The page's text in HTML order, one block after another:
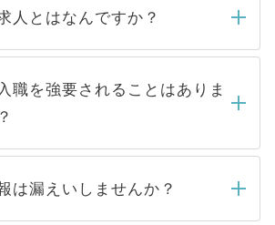
確認し、その後メールもしくは
、5営業日以内にはご連絡をせて
すので、しばらくお待ちくださ
人とはなんですか？
で取り扱っている求人の
は、Webサイトからご覧いただ
公開求人」です。非公開求人は
によって、一般には公開してい
を避けるため 人気のある医療機
てしまうと、応募が殺到する場
職を強要されることはありま
を強要することは一切ありませ
仮に応募先から内定をいただい
は漏えいしませんか？